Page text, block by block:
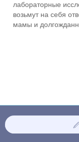
лабораторные
возьмут на себя
мамы и